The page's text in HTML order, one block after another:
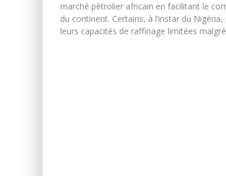
marché pétrolier africain en facilitant le
du continent. Certains, à l’instar du
leurs capacités de raffinage limitées